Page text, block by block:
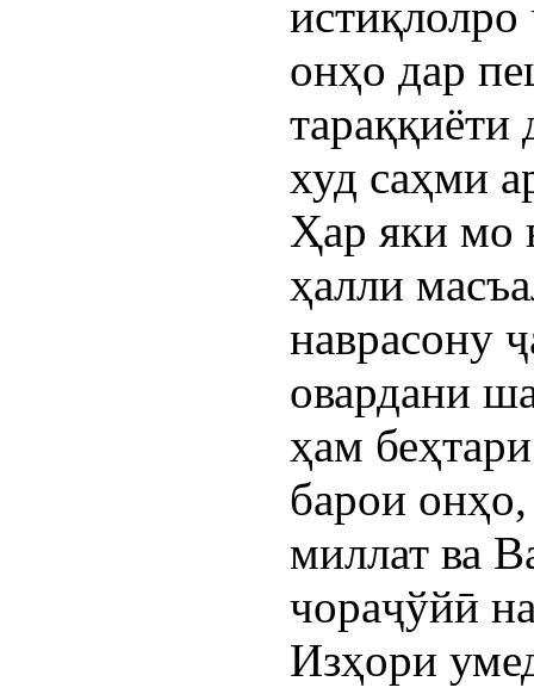
онҳо дар
тараққиёти
худ саҳми
Ҳар яки мо
ҳалли
наврасону
овардани
ҳам
барои
миллат ва
чораҷўйӣ
Изҳори